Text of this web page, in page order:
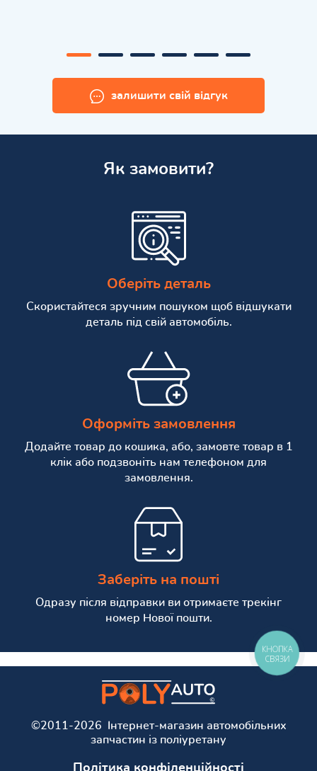
залишити свій відгук
Як замовити?
Оберіть деталь
Скористайтеся зручним пошуком щоб відшукати
деталь під свій автомобіль.
Оформіть замовлення
Додайте товар до кошика, або, замовте товар в 1
клік або подзвоніть нам телефоном для
замовлення.
Заберіть на пошті
Одразу після відправки ви отримаєте трекінг
номер Нової пошти.
©2011-2026 Інтернет-магазин автомобільних
запчастин із поліуретану
Політика конфіленційності
КНОПКА
СВЯЗИ